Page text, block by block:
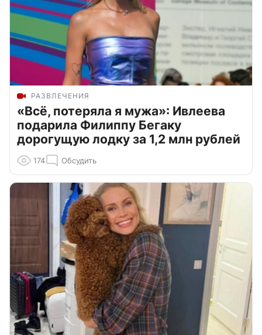
РАЗВЛЕЧЕНИЯ
«Всё, потеряла я мужа»: Ивлеева
подарила Филиппу Бегаку
дорогущую лодку за 1,2 млн рублей
174 Обсудить